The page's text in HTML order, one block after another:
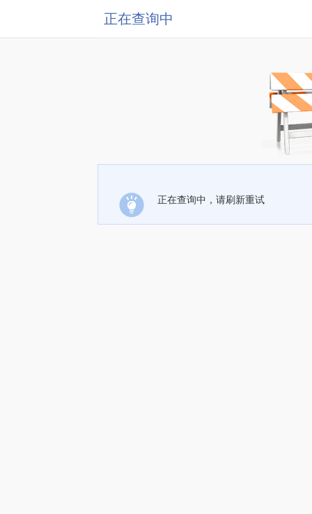
正在查询中
正在查询中，请刷新重试